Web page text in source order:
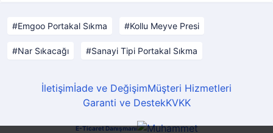
Emgoo Portakal Sıkma Kollu Meyve Presi
Nar Sıkacağı Sanayi Tipi Portakal Sıkma
İletişimİade ve DeğişimMüşteri Hizmetleri
Garanti ve DestekKVKK
E-Ticaret Danışmanı